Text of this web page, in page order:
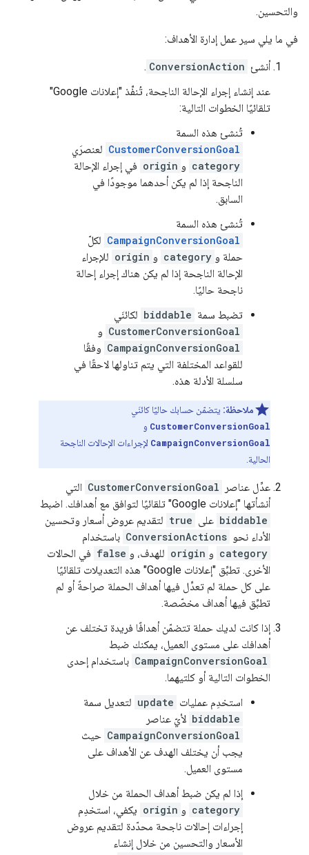
والتحسين.
في ما يلي سير عمل إدارة الأهداف:
أنشئ ConversionAction
.
عند إنشاء إجراء الإحالة الناجحة، تُنفِّذ "إعلانات Google"
تلقائيًا الخطوات التالية:
تُنشئ هذه السمة
CustomerConversionGoal لعنصرَي
category و origin في إجراء الإحالة
الناجحة إذا لم يكن أحدهما موجودًا في
السابق.
تُنشئ هذه السمة
CampaignConversionGoal لكلّ
حملة و category و origin للإجراء
الإحالة الناجحة إذا لم يكن هناك إجراء إحالة
ناجحة حاليًا.
تضبط سمة biddable لكائنَي
CustomerConversionGoal و
CampaignConversionGoal وفقًا
للقواعد المختلفة التي يتم تناولها لاحقًا في
سلسلة الأدلة هذه.
ملاحظة: يتضمّن حسابك حاليًا كائنَي
CustomerConversionGoal و
CampaignConversionGoal لإجراءات الإحالات الناجحة
الحالية.
عدِّل عناصر CustomerConversionGoal التي
أنشأتها "إعلانات Google" تلقائيًا لتوافق مع أهدافك. اضبط
biddable على true لتقديم عروض أسعار وتحسين
الأداء نحو ConversionActions باستخدام
category و origin للهدف، و false في الحالات
الأخرى. تطبِّق "إعلانات Google" هذه التعديلات تلقائيًا
على كل حملة لم تعدِّل فيها أهداف الحملة صراحةً أو لم
تطبِّق فيها أهداف مخصّصة.
إذا كانت لديك حملة تتضمّن أهدافًا فريدة تختلف عن
أهدافك على مستوى العميل، يمكنك ضبط
CampaignConversionGoal باستخدام إحدى
الخطوات التالية أو كلتيهما.
استخدِم عمليات update لتعديل سمة
biddable لأيّ عناصر
CampaignConversionGoal حيث
يجب أن يختلف الهدف عن الأهداف على
مستوى العميل.
إذا لم يكن ضبط أهداف الحملة من خلال
category و origin يكفي، استخدِم
إجراءات إحالات ناجحة محدّدة لتقديم عروض
الأسعار والتحسين من خلال إنشاء